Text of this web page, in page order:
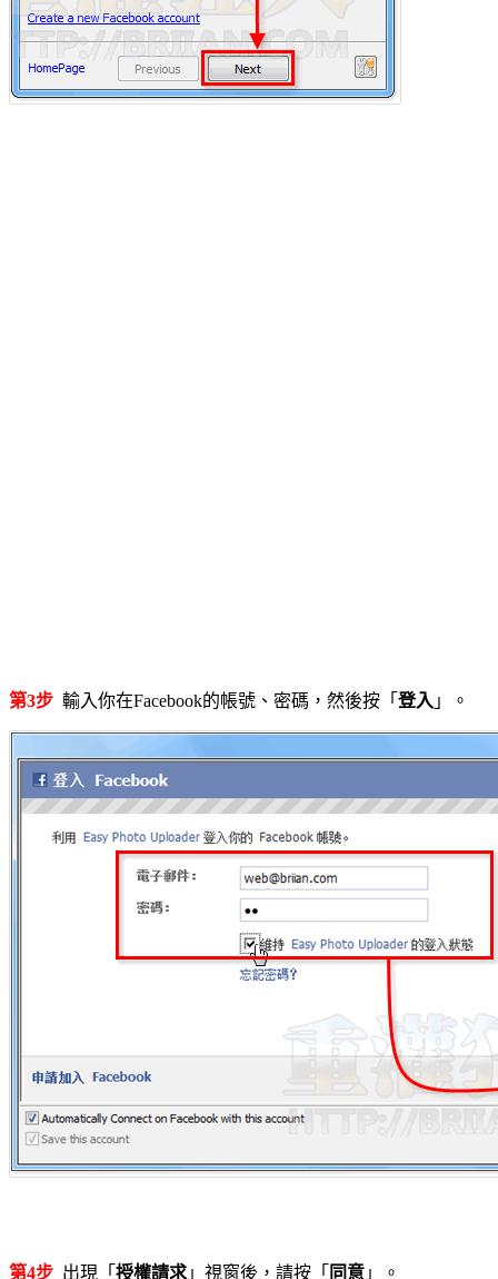
第3步 輸入你在Facebook的帳號、密碼，然後按「 登入 」。
第4步 出現「 授權請求 」視窗後，請按「 同意 」。